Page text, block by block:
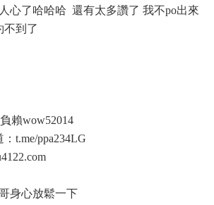
心了哈哈哈 還有太多讚了 我不po出來
到了
賴wow52014
t.me/ppa234LG
身心放鬆一下